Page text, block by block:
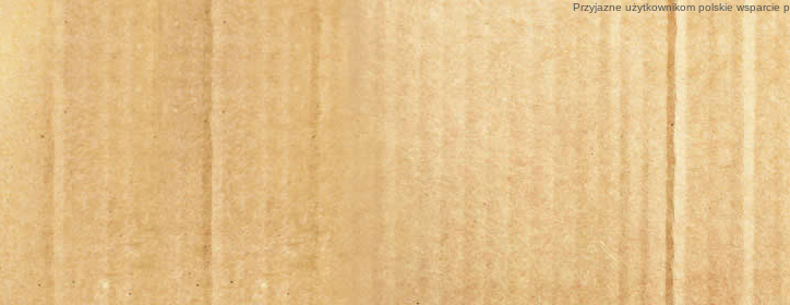
Przyjazne użytkownikom polskie wsparcie